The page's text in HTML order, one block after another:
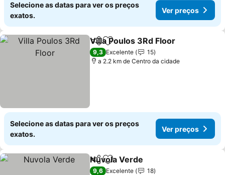
Selecione as datas para ver os preços
exatos.
Ver preços
PartilharAdicionar aos favoritos
Villa Poulos 3Rd Floor
9,3 Excelente
15
a 2.2 km de Centro da cidade
Selecione as datas para ver os preços
exatos.
Ver preços
PartilharAdicionar aos favoritos
Nuvola Verde
9,6 Excelente
18